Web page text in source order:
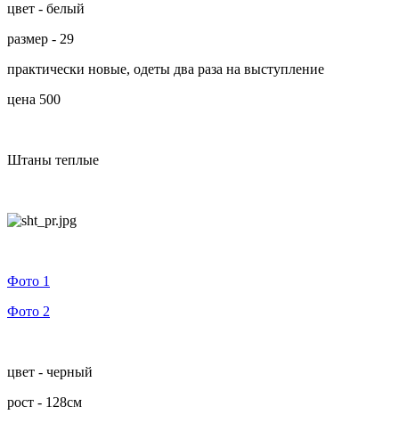
цвет - белый
размер - 29
практически новые, одеты два раза на выступление
цена 500
Штаны теплые
Фото 1
Фото 2
цвет - черный
рост - 128см